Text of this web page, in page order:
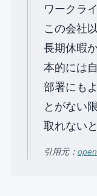
ワークラ
この会社
⻑期休暇
本的には
部署にも
とがない
取れない
引用元：